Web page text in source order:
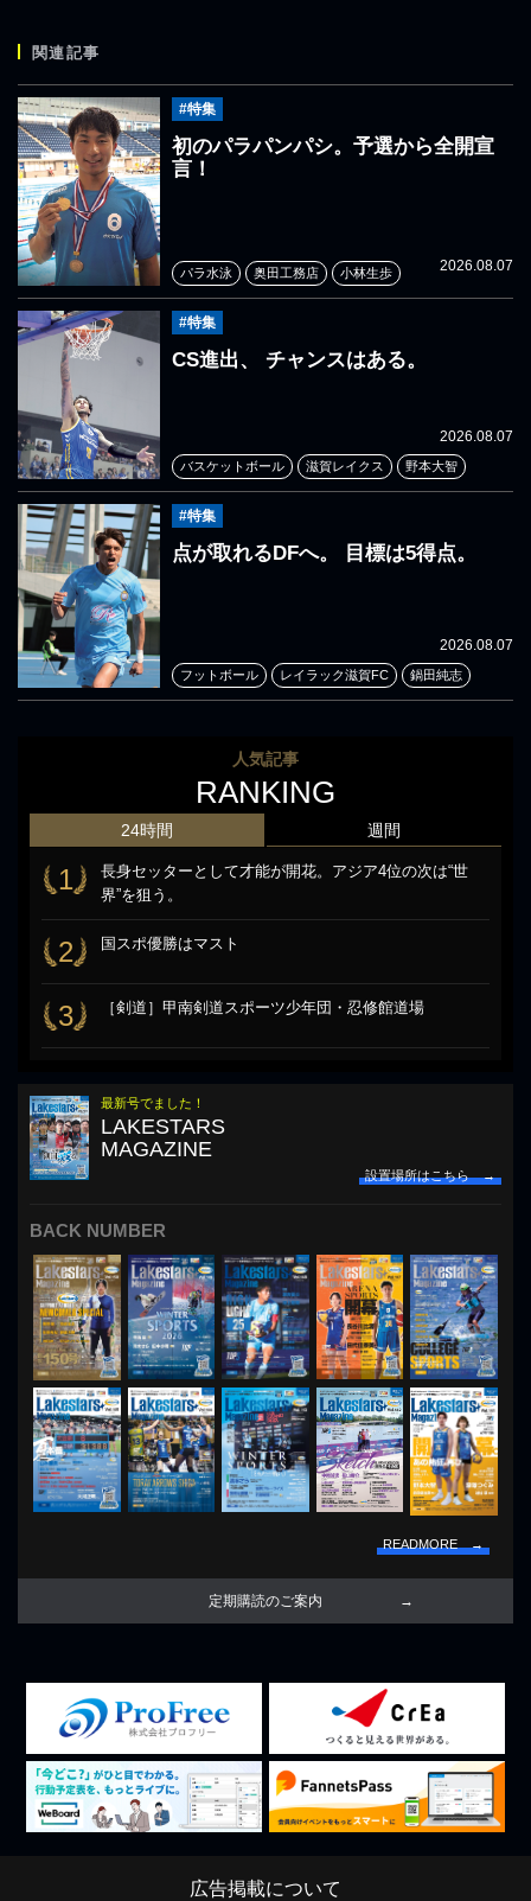
関連記事
#特集
初のパラパンパシ。予選から全開宣
言！
2026.08.07
パラ水泳 奥田工務店 小林生歩
#特集
CS進出、 チャンスはある。
2026.08.07
バスケットボール 滋賀レイクス 野本大智
#特集
点が取れるDFへ。 目標は5得点。
2026.08.07
フットボール レイラック滋賀FC 鍋田純志
人気記事
RANKING
24時間
1
長身セッターとして才能が開花。アジア4位の次は“世
界”を狙う。
2 国スポ優勝はマスト
3 ［剣道］甲南剣道スポーツ少年団・忍修館道場
週間
最新号でました！
LAKESTARS
MAGAZINE
設置場所はこちら →
BACK NUMBER
READMORE →
定期購読のご案内
広告掲載について